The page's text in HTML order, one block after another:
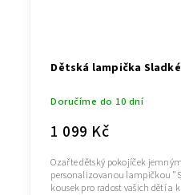
Dětská lampička
Doručíme do 10 dní
1 099 Kč
Ozařte dětský pokojíček
personalizovanou lampičkou
kousek pro radost vašich dětí a